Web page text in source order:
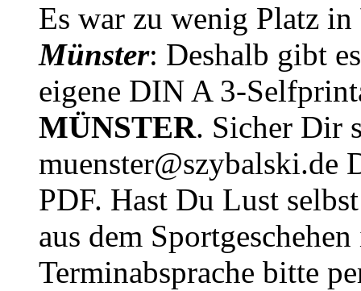
Es war zu wenig Platz in
Münster: Deshalb gibt
eigene DIN A 3-
MÜNSTER. Sicher Dir
muenster@szybalski.de
PDF. Hast Du Lust
aus dem
Terminabsprache bitte